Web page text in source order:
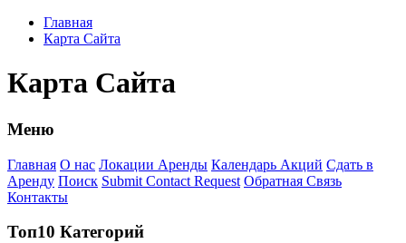
Главная
Карта Сайта
Карта Сайта
Меню
Главная О нас Локации Аренды Календарь Акций Сдать в
Аренду Поиск Submit Contact Request Обратная Связь
Контакты
Топ10 Категорий